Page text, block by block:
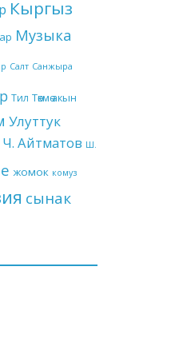
Кыргыз
Музыка
Салт Санжыра
Тил Төкмө акын
Улуттук
Ч. Айтматов Ш.
жомок комуз
сынак